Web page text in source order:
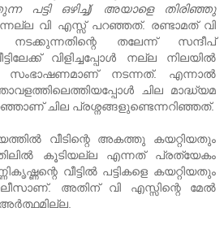
പട്ടി ഒഴിച്ച്‌) അയാളെ തിരിഞ്ഞു
വി എസ്സ് പറഞ്ഞത്. രണ്ടാമത് വി
തലേന്ന് സന്ദീപ്
വിളിച്ചപ്പോള്‍ നല്ല നിലയില്‍
സംഭാഷണമാണ് നടന്നത്. എന്നാല്‍
ചില മാദ്ധ്യമ
ചില പ്രശ്നങ്ങളുണ്ടെന്നറിഞ്ഞത്.
വീടിന്റെ അകത്തു കയറ്റിയതും
കൂടിയല്ല എന്നത് പ്രത്യേകം
വീട്ടില്‍ പട്ടികളെ കയറ്റിയതും
അതിന് വി എസ്സിന്റെ മേല്‍